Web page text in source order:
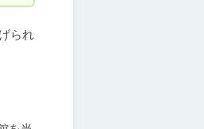
られ